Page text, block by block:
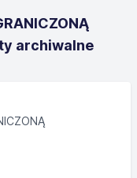
archiwalne